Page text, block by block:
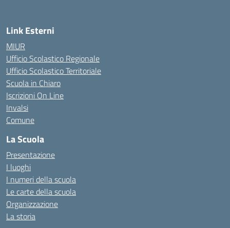
Link Esterni
MIUR
Ufficio Scolastico Regionale
Ufficio Scolastico Territoriale
Scuola in Chiaro
Iscrizioni On Line
Invalsi
Comune
La Scuola
Presentazione
I luoghi
I numeri della scuola
Le carte della scuola
Organizzazione
La storia